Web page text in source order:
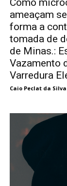
ameaçam
forma a
tomada de
de Minas.:
Vazamento
Varredura
Caio Peclat da